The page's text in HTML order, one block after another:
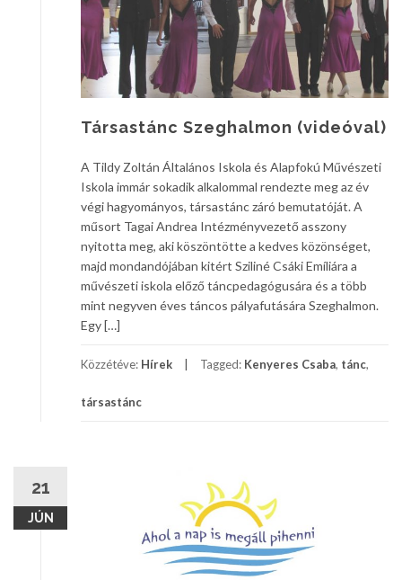
Társastánc Szeghalmon (videóval)
A Tildy Zoltán Általános Iskola és Alapfokú Művészeti
Iskola immár sokadik alkalommal rendezte meg az év
végi hagyományos, társastánc záró bemutatóját. A
műsort Tagai Andrea Intézményvezető asszony
nyitotta meg, aki köszöntötte a kedves közönséget,
majd mondandójában kitért Sziliné Csáki Emíliára a
művészeti iskola előző táncpedagógusára és a több
mint negyven éves táncos pályafutására Szeghalmon.
Egy […]
Közzétéve: Hírek Tagged: Kenyeres Csaba, tánc,
társastánc
21
JÚN